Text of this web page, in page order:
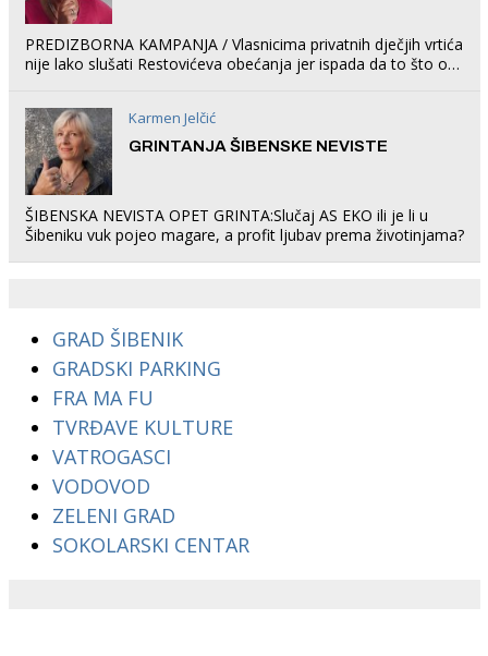
PREDIZBORNA KAMPANJA / Vlasnicima privatnih dječjih vrtića
nije lako slušati Restovićeva obećanja jer ispada da to što oni
Karmen Jelčić
GRINTANJA ŠIBENSKE NEVISTE
ŠIBENSKA NEVISTA OPET GRINTA:Slučaj AS EKO ili je li u
Šibeniku vuk pojeo magare, a profit ljubav prema životinjama?
GRAD ŠIBENIK
GRADSKI PARKING
FRA MA FU
TVRĐAVE KULTURE
VATROGASCI
VODOVOD
ZELENI GRAD
SOKOLARSKI CENTAR